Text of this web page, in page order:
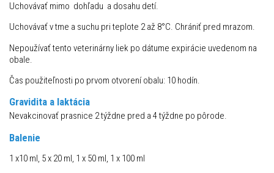
Uchovávať mimo dohľadu a dosahu detí.
Uchovávať v tme a suchu pri teplote 2 až 8°C. Chrániť pred mrazom.
Nepoužívať tento veterinárny liek po dátume expirácie uvedenom na
obale.
Čas použiteľnosti po prvom otvorení obalu: 10 hodín.
Gravidita a laktácia
Nevakcinovať prasnice 2 týždne pred a 4 týždne po pôrode.
Balenie
1 x10 ml, 5 x 20 ml, 1 x 50 ml, 1 x 100 ml